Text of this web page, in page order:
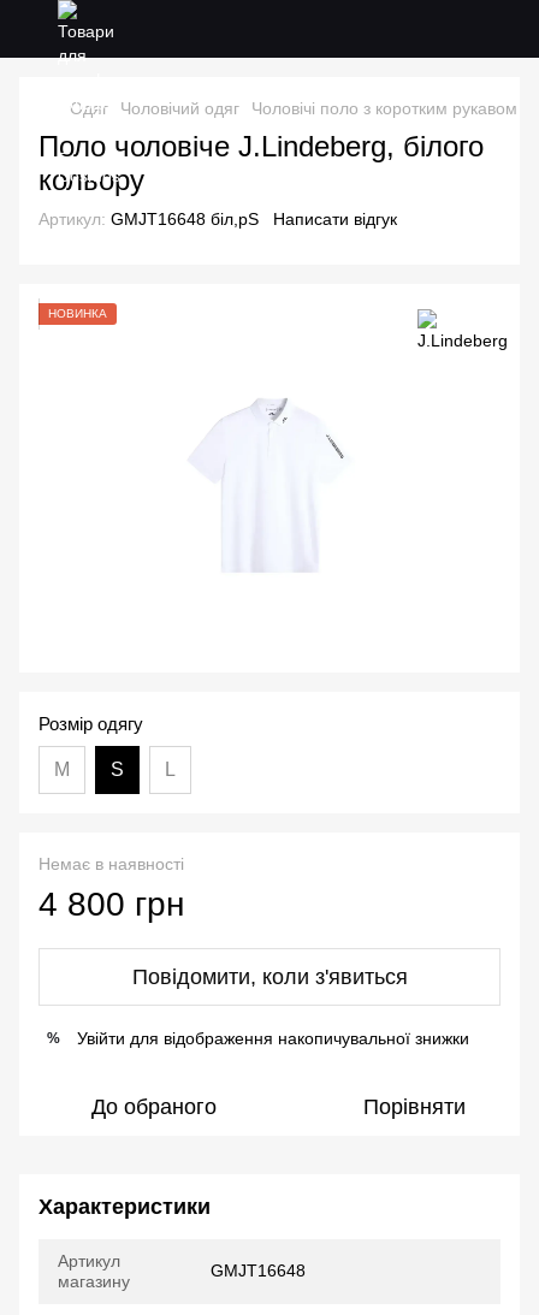
Одяг Чоловічий одяг Чоловічі поло з коротким рукавом
Поло чоловіче J.Lindeberg, білого
кольору
Артикул: GMJT16648 біл,рS Написати відгук
НОВИНКА
Розмір одягу
М S L
Немає в наявності
4 800 грн
Повідомити, коли з'явиться
% Увійти для відображення накопичувальної знижки
До обраного Порівняти
Характеристики
Артикул
магазину
GMJT16648